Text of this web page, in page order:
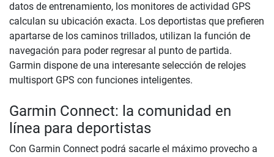
datos de entrenamiento, los monitores de actividad GPS
calculan su ubicación exacta. Los deportistas que prefieren
apartarse de los caminos trillados, utilizan la función de
navegación para poder regresar al punto de partida.
Garmin dispone de una interesante selección de relojes
multisport GPS con funciones inteligentes.
Garmin Connect: la comunidad en
línea para deportistas
Con Garmin Connect podrá sacarle el máximo provecho a